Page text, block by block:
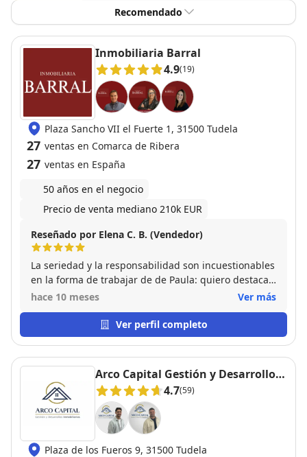
Recomendado
Inmobiliaria Barral
4.9(19)
Plaza Sancho VII el Fuerte 1, 31500 Tudela
27 ventas en Comarca de Ribera
27 ventas en España
50 años en el negocio
Precio de venta mediano 210k EUR
Reseñado por Elena C. B. (Vendedor)
La seriedad y la responsabilidad son incuestionables
en la forma de trabajar de de Paula: quiero destacar
su rigor en la selección de inquilinos, lo cual me ha
confiado la gestión de alquileres. Si buscas una
agente profesional, seria y responsable para
Paula ¡no lo dudes!
hace 10 meses Ver más
Ver perfil completo
Arco Capital Gestión y Desarrollos
Inmobiliarios4.7(59)
Plaza de los Fueros 9, 31500 Tudela